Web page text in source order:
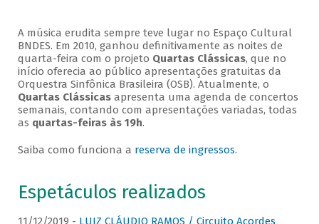
A música erudita sempre teve lugar no Espaço Cultural
BNDES. Em 2010, ganhou definitivamente as noites de
quarta-feira com o projeto Quartas Clássicas, que no
início oferecia ao público apresentações gratuitas da
Orquestra Sinfônica Brasileira (OSB). Atualmente, o
Quartas Clássicasapresenta uma agenda de concertos
semanais, contando com apresentações variadas, todas
as quartas-feiras às 19h.
Saiba como funciona a reserva de ingressos.
Espetáculos realizados